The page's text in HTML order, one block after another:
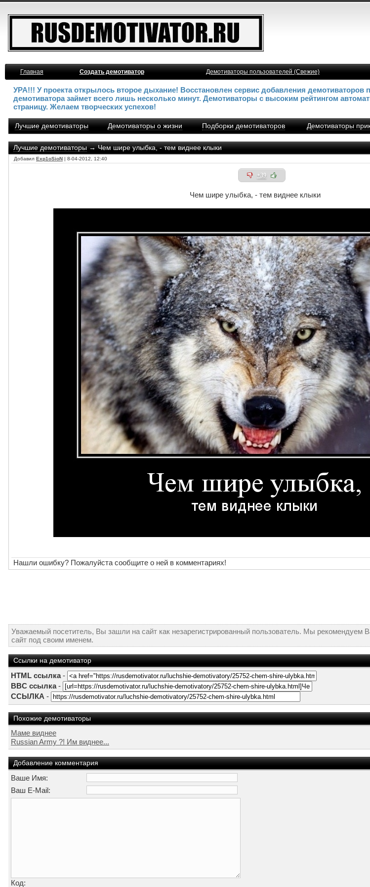
Главная
Создать демотиватор Демотиваторы пользователей (Свежие)
УРА!!! У проекта открылось второе дыхание! Восстановлен сервис добавления демотиваторов
демотиватора займет всего лишь несколько минут. Демотиваторы с высоким рейтингом
страницу. Желаем творческих успехов!
Лучшие демотиваторы Демотиваторы о жизни Подборки демотиваторов Демотиваторы
Лучшие демотиваторы→ Чем шире улыбка, - тем виднее клыки
Добавил Exp1oSioN | 8-04-2012, 12:40
+39
Чем шире улыбка, - тем виднее клыки
Нашли ошибку? Пожалуйста сообщите о ней в комментариях!
Уважаемый посетитель, Вы зашли на сайт как незарегистрированный пользователь. Мы рекомендуем
сайт под своим именем.
Ссылки на демотиватор
HTML ссылка-
BBC ссылка-
ССЫЛКА -
Похожие демотиваторы
Маме виднее
Russian Army ?! Им виднее...
Добавление комментария
Ваше Имя:
Ваш E-Mail:
Код: